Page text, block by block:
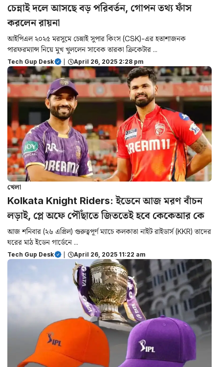
চেন্নাই দলে আসছে বড় পরিবর্তন, গোপন তথ্য ফাঁস
করলেন রায়না
আইপিএল ২০২৫ মরসুমে চেন্নাই সুপার কিংস (CSK)-এর হতাশাজনক
পারফরম্যান্স নিয়ে মুখ খুললেন সাবেক তারকা ক্রিকেটার ...
Tech Gup Desk April 26, 2025 2:28 pm
খেলা
Kolkata Knight Riders: ইডেনে আজ মরণ বাঁচন
লড়াই, প্লে অফে পৌঁছাতে জিততেই হবে কেকেআর কে
আজ শনিবার (২৬ এপ্রিল) গুরুত্বপূর্ণ ম্যাচে কলকাতা নাইট রাইডার্স (KKR) তাদের
ঘরের মাঠ ইডেন গার্ডেনে ...
Tech Gup Desk April 26, 2025 11:22 am